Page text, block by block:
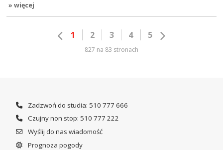
» więcej
1 2 3 4 5
827 na 83 stronach
Zadzwoń do studia: 510 777 666
Czujny non stop: 510 777 222
Wyślij do nas wiadomość
Prognoza pogody